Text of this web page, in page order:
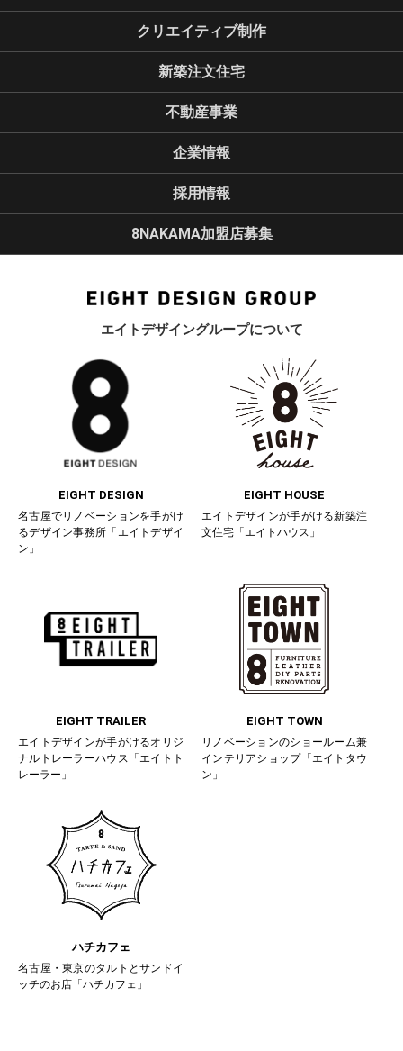
エイトデザイングループについて
EIGHT DESIGN
名古屋でリノベーションを手がけ
るデザイン事務所「エイトデザイ
ン」
EIGHT HOUSE
エイトデザインが手がける新築注
文住宅「エイトハウス」
EIGHT TRAILER
エイトデザインが手がけるオリジ
ナルトレーラーハウス「エイトト
レーラー」
EIGHT TOWN
リノベーションのショールーム兼
インテリアショップ「エイトタウ
ン」
ハチカフェ
名古屋・東京のタルトとサンドイ
ッチのお店「ハチカフェ」
クリエイティブ制作
新築注文住宅
不動産事業
企業情報
採用情報
8NAKAMA加盟店募集